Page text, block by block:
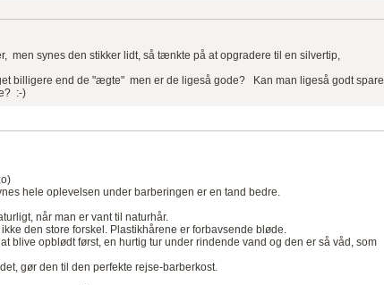
men synes den stikker lidt, så tænkte på at opgradere til en silvertip,
billigere end de "ægte" men er de ligeså gode? Kan man ligeså godt spare
:-)
hele oplevelsen under barberingen er en tand bedre.
når man er vant til naturhår.
den store forskel. Plastikhårene er forbavsende bløde.
blive opblødt først, en hurtig tur under rindende vand og den er så våd, som
gør den til den perfekte rejse-barberkost.